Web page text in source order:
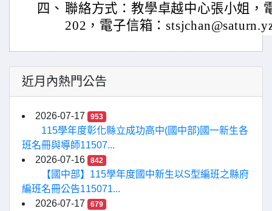
四、 聯絡方式：教學卓越中心張小姐，
202，電子信箱：
近月內熱門公告
2026-07-17 953
115學年度彰化縣立成功高中(國中部)國一新生各
班名冊與導師11507...
2026-07-16
842
【國中部】115學年度國中新生以S型編班之縣府
編班名冊公告115071...
2026-07-17
679